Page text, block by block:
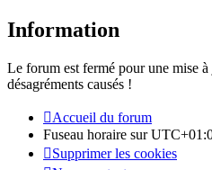
Information
Le forum est fermé pour une mise
désagréments causés !
Accueil du forum
Fuseau horaire sur
Supprimer les cookies